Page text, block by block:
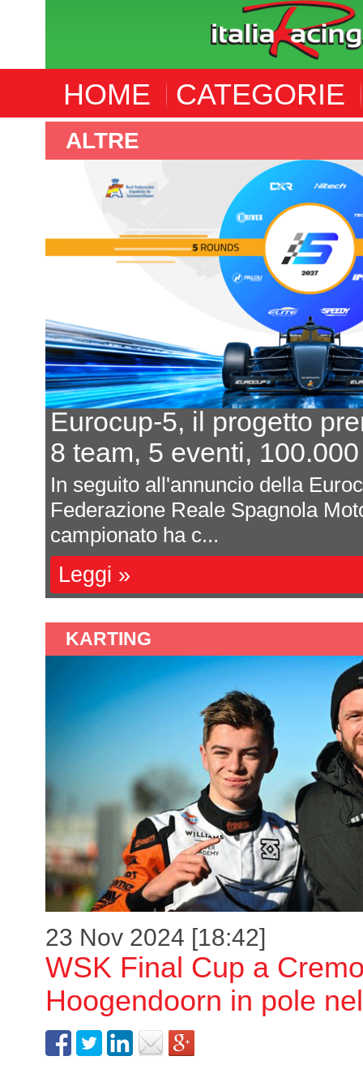
HOME CATEGORIE
F4 SPANISH
In 7 per un posto al sole
L'equilibrio che persiste
Davide Attanasio - FotocarÈ
magnum di corse, di
sono affastella...
Leggi »
KARTING
23 Nov 2024 [18:42]
WSK Final Cup a
Hoogendoorn in pole